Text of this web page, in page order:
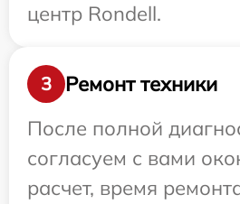
центр Rondell.
3
Ремонт техники
После полной
согласуем с вами
расчет, время